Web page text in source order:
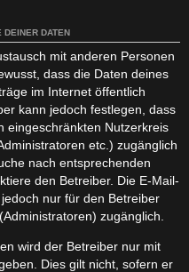
DEINER DATEN
mit anderen Personen
dass die Daten deines
im Internet öffentlich
kann jedoch festlegen, dass
eingeschränkten Nutzerkreis
etc.) zugänglich
nach entsprechenden
den Betreiber. Die E-Mail-
nur für den Betreiber
zugänglich.
wird der Betreiber nur mit
Dies gilt nicht, sofern er